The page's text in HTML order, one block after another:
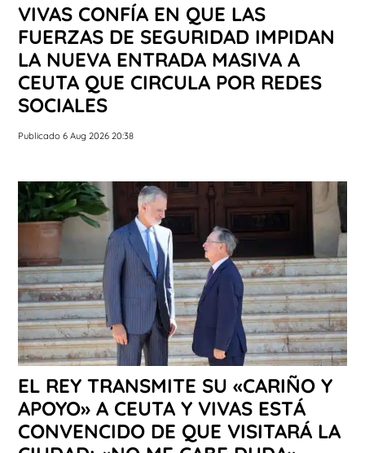
VIVAS CONFÍA EN QUE LAS
FUERZAS DE SEGURIDAD IMPIDAN
LA NUEVA ENTRADA MASIVA A
CEUTA QUE CIRCULA POR REDES
SOCIALES
Publicado 6 Aug 2026 20:38
EL REY TRANSMITE SU «CARIÑO Y
APOYO» A CEUTA Y VIVAS ESTÁ
CONVENCIDO DE QUE VISITARÁ LA